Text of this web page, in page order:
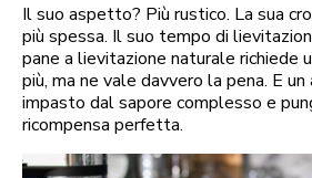
Il suo aspetto? Più rustico. La sua
più spessa. Il suo tempo di
pane a lievitazione naturale richiede
più, ma ne vale davvero la pena. E
impasto dal sapore complesso e
ricompensa perfetta.